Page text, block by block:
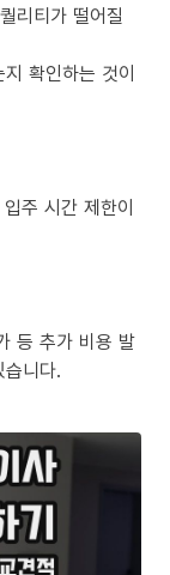
리티가 떨어질
확인하는 것이
주 시간 제한이
등 추가 비용 발
니다.